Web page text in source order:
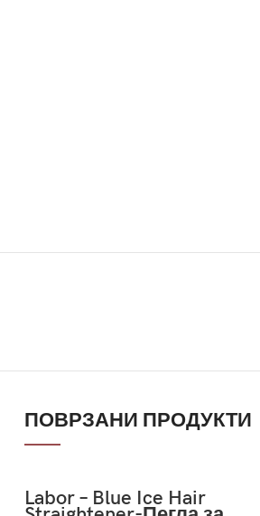
ПОВРЗАНИ ПРОДУКТИ
Labor – Blue Ice Hair